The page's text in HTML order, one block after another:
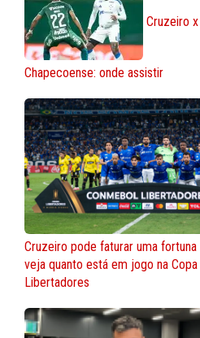
Cruzeiro x
Chapecoense: onde assistir
Cruzeiro pode faturar uma
veja quanto está em jogo na
Libertadores